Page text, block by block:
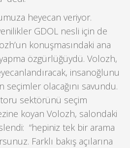
heyecan veriyor.
GDOL nesli için de
konuşmasındaki ana
özgürlüğüydü. Volozh,
insanoğlunu
seçimler olacağını savundu.
sektörünü seçim
koyan Volozh, salondaki
“hepiniz tek bir arama
Farklı bakış açılarına